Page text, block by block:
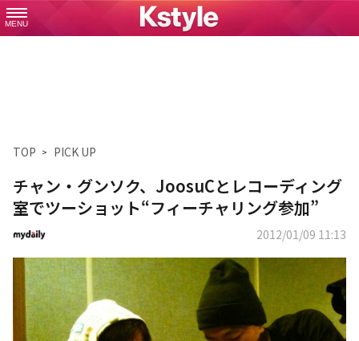
MENU
TOP PICK UP
チャン・グンソク、JoosuCとレコーディング
室でツーショット“フィーチャリング参加”
2012/01/09 11:13